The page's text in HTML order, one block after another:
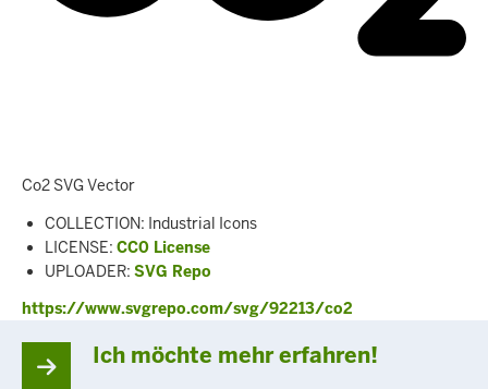
Co2 SVG Vector
COLLECTION: Industrial Icons
LICENSE: CC0 License
UPLOADER: SVG Repo
https://www.svgrepo.com/svg/92213/co2
Ich möchte mehr erfahren!